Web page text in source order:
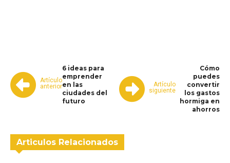
Artículo
anterior
6 ideas para
emprender
en las
ciudades del
futuro
Artículo
siguiente
Cómo
puedes
convertir
los gastos
hormiga en
ahorros
Articulos Relacionados